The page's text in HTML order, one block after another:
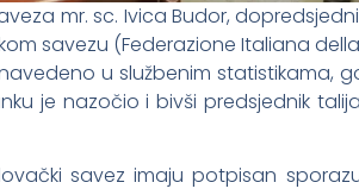
mr. sc. Ivica Budor,
savezu (Federazione Italiana
u službenim statistikama,
je nazočio i bivši predsjednik
savez imaju potpisan